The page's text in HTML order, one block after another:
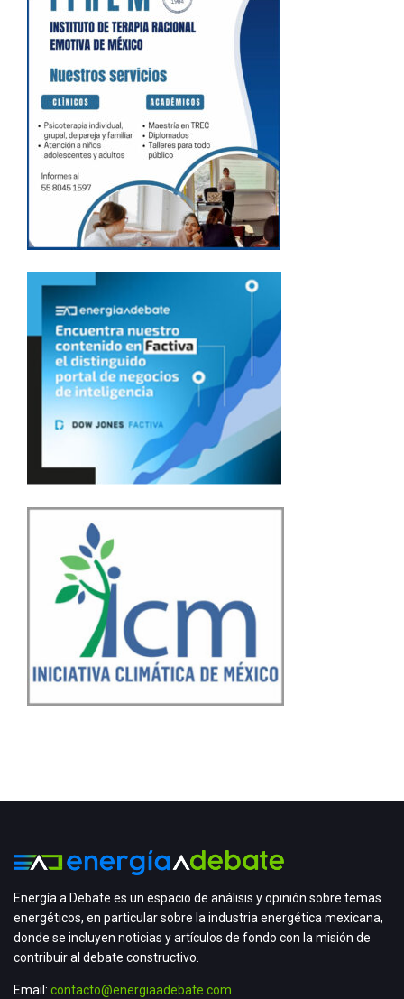
Energía a Debate es un espacio de análisis y opinión sobre temas
energéticos, en particular sobre la industria energética mexicana,
donde se incluyen noticias y artículos de fondo con la misión de
contribuir al debate constructivo.
Email: contacto@energiaadebate.com